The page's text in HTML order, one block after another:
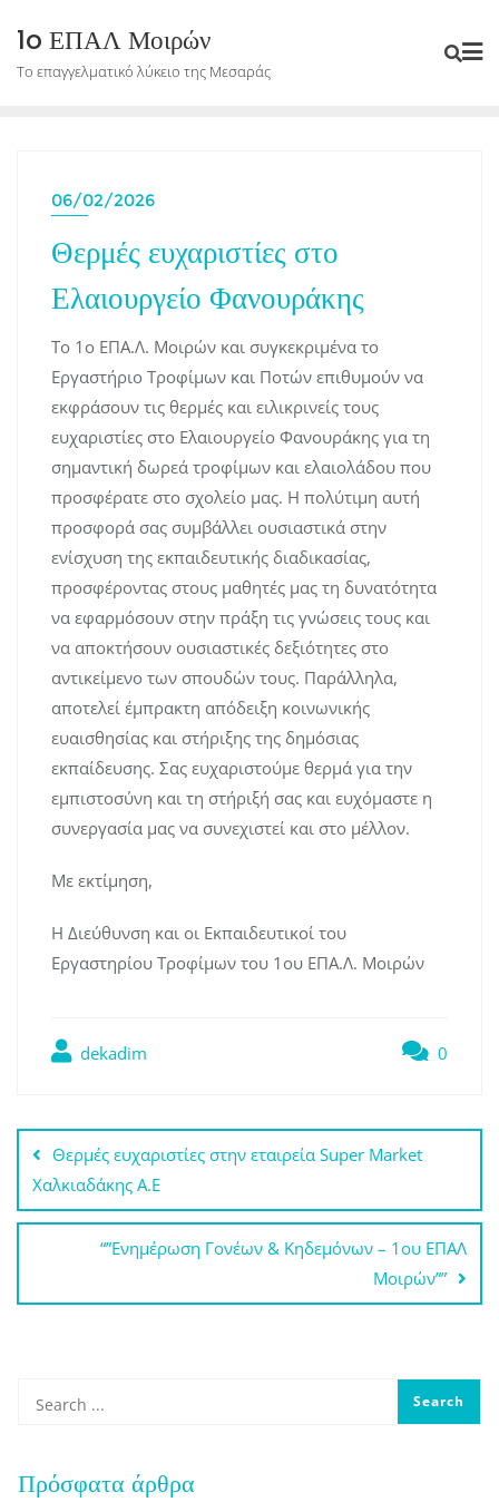
content
1o ΕΠΑΛ Μοιρών
Το επαγγελματικό λύκειο της Μεσαράς
06/02/2026
Θερμές ευχαριστίες στο
Ελαιουργείο Φανουράκης
Το 1ο ΕΠΑ.Λ. Μοιρών και συγκεκριμένα το
Εργαστήριο Τροφίμων και Ποτών επιθυμούν να
εκφράσουν τις θερμές και ειλικρινείς τους
ευχαριστίες στο Ελαιουργείο Φανουράκης για τη
σημαντική δωρεά τροφίμων και ελαιολάδου που
προσφέρατε στο σχολείο μας. Η πολύτιμη αυτή
προσφορά σας συμβάλλει ουσιαστικά στην
ενίσχυση της εκπαιδευτικής διαδικασίας,
προσφέροντας στους μαθητές μας τη δυνατότητα
να εφαρμόσουν στην πράξη τις γνώσεις τους και
να αποκτήσουν ουσιαστικές δεξιότητες στο
αντικείμενο των σπουδών τους. Παράλληλα,
αποτελεί έμπρακτη απόδειξη κοινωνικής
ευαισθησίας και στήριξης της δημόσιας
εκπαίδευσης. Σας ευχαριστούμε θερμά για την
εμπιστοσύνη και τη στήριξή σας και ευχόμαστε η
συνεργασία μας να συνεχιστεί και στο μέλλον.
Με εκτίμηση,
Η Διεύθυνση και οι Εκπαιδευτικοί του
Εργαστηρίου Τροφίμων του 1ου ΕΠΑ.Λ. Μοιρών
dekadim 0
Πλοήγηση
άρθρων
Θερμές ευχαριστίες στην εταιρεία Super Market
Χαλκιαδάκης Α.Ε
“”Ενημέρωση Γονέων & Κηδεμόνων – 1ου ΕΠΑΛ
Μοιρών””
Πρόσφατα άρθρα